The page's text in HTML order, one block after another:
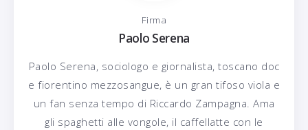
Firma
Paolo Serena
Paolo Serena, sociologo e giornalista, toscano doc
e fiorentino mezzosangue, è un gran tifoso viola e
un fan senza tempo di Riccardo Zampagna. Ama
gli spaghetti alle vongole, il caffellatte con le